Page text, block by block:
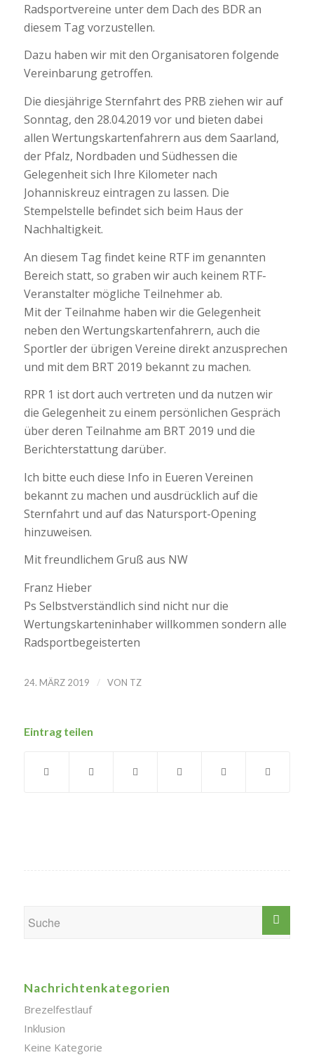
Radsportvereine unter dem Dach des BDR an
diesem Tag vorzustellen.
Dazu haben wir mit den Organisatoren folgende
Vereinbarung getroffen.
Die diesjährige Sternfahrt des PRB ziehen wir auf
Sonntag, den 28.04.2019 vor und bieten dabei
allen Wertungskartenfahrern aus dem Saarland,
der Pfalz, Nordbaden und Südhessen die
Gelegenheit sich Ihre Kilometer nach
Johanniskreuz eintragen zu lassen. Die
Stempelstelle befindet sich beim Haus der
Nachhaltigkeit.
An diesem Tag findet keine RTF im genannten
Bereich statt, so graben wir auch keinem RTF-
Veranstalter mögliche Teilnehmer ab.
Mit der Teilnahme haben wir die Gelegenheit
neben den Wertungskartenfahrern, auch die
Sportler der übrigen Vereine direkt anzusprechen
und mit dem BRT 2019 bekannt zu machen.
RPR 1 ist dort auch vertreten und da nutzen wir
die Gelegenheit zu einem persönlichen Gespräch
über deren Teilnahme am BRT 2019 und die
Berichterstattung darüber.
Ich bitte euch diese Info in Eueren Vereinen
bekannt zu machen und ausdrücklich auf die
Sternfahrt und auf das Natursport-Opening
hinzuweisen.
Mit freundlichem Gruß aus NW
Franz Hieber
Ps Selbstverständlich sind nicht nur die
Wertungskarteninhaber willkommen sondern alle
Radsportbegeisterten
24. MÄRZ 2019 / VON TZ
Eintrag teilen
Nachrichtenkategorien
Brezelfestlauf
Inklusion
Keine Kategorie